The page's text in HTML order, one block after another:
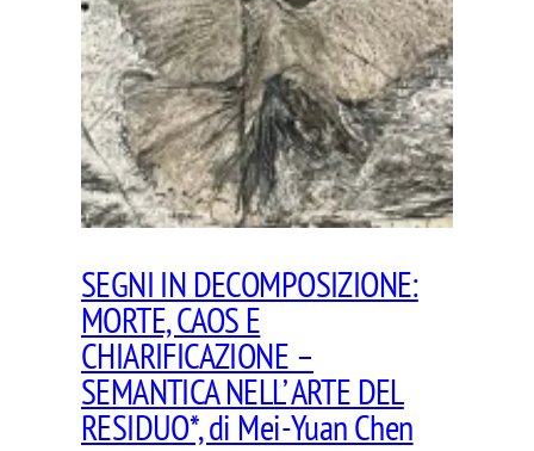
SEGNI IN DECOMPOSIZIONE:
MORTE, CAOS E
CHIARIFICAZIONE –
SEMANTICA NELL’ ARTE DEL
RESIDUO*, di Mei-Yuan Chen